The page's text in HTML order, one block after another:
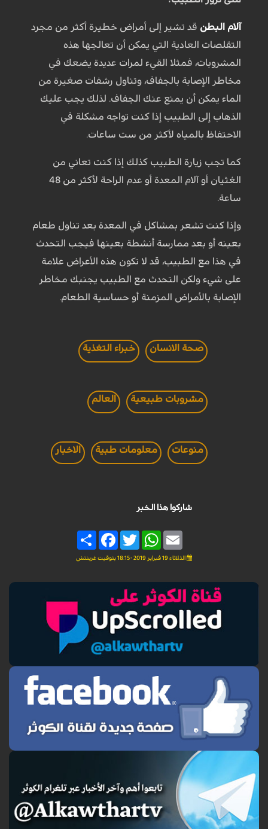
آلام البطن قد تشير إلى أمراض خطيرة أكثر من مجرد
التقلصات العادية التي يمكن أن تعالجها هذه
المشروبات، فمثلا القيء لمرات عديدة يضعك في
مخاطر الإصابة بالجفاف، وتناول رشفات صغيرة من
الماء يمكن أن يمنع عنك الجفاف. لذلك يجب عليك
الذهاب إلى الطبيب إذا كنت تواجه مشكلة في
الاحتفاظ بالمياه لأكثر من ست ساعات.
كما تجب زيارة الطبيب كذلك إذا كنت تعاني من
الغثيان أو آلام المعدة أو عدم الراحة لأكثر من 48
ساعة.
وإذا كنت تشعر بمشاكل في المعدة بعد تناول طعام
بعينه أو بعد ممارسة أنشطة بعينها فيجب التحدث
في هذا مع الطبيب، قد لا تكون هذه الأعراض علامة
على شيء ولكن التحدث مع الطبيب يجنبك مخاطر
الإصابة بالأمراض المزمنة أو حساسية الطعام.
صحة الانسان خبراء التغذية
مشروبات طبيعية العالم
منوعات معلومات طبية الاخبار
شاركوا هذا الخبر
Share
FacebookTwitter
WhatsAppEmail
الثلاثاء 19 فبراير 2019 - 18:15 بتوقيت غرينتش